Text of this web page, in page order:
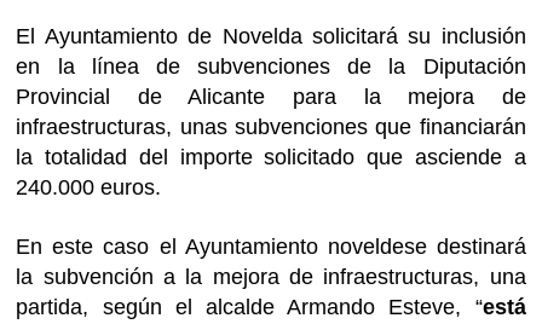
El Ayuntamiento de Novelda solicitará su inclusión
en la línea de subvenciones de la Diputación
Provincial de Alicante para la mejora de
infraestructuras, unas subvenciones que financiarán
la totalidad del importe solicitado que asciende a
240.000 euros.
En este caso el Ayuntamiento noveldese destinará
la subvención a la mejora de infraestructuras, una
partida, según el alcalde Armando Esteve, “está